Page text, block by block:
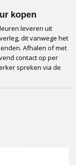
kopen
leveren uit
dit vanwege het
Afhalen of met
contact op per
spreken via de